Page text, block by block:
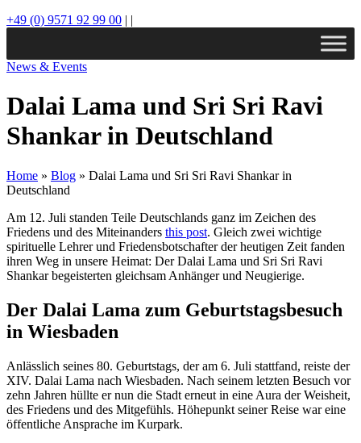
+49 (0) 9571 92 99 00 | |
News & Events
Dalai Lama und Sri Sri Ravi
Shankar in Deutschland
Home » Blog » Dalai Lama und Sri Sri Ravi Shankar in
Deutschland
Am 12. Juli standen Teile Deutschlands ganz im Zeichen des
Friedens und des Miteinanders this post. Gleich zwei wichtige
spirituelle Lehrer und Friedensbotschafter der heutigen Zeit fanden
ihren Weg in unsere Heimat: Der Dalai Lama und Sri Sri Ravi
Shankar begeisterten gleichsam Anhänger und Neugierige.
Der Dalai Lama zum Geburtstagsbesuch
in Wiesbaden
Anlässlich seines 80. Geburtstags, der am 6. Juli stattfand, reiste der
XIV. Dalai Lama nach Wiesbaden. Nach seinem letzten Besuch vor
zehn Jahren hüllte er nun die Stadt erneut in eine Aura der Weisheit,
des Friedens und des Mitgefühls. Höhepunkt seiner Reise war eine
öffentliche Ansprache im Kurpark.